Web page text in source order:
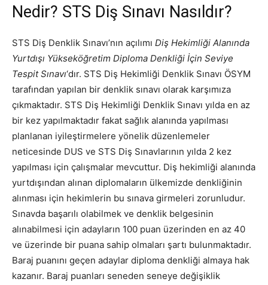
Nedir? STS Diş Sınavı Nasıldır?
STS Diş Denklik Sınavı’nın açılımı Diş Hekimliği Alanında
Yurtdışı Yükseköğretim Diploma Denkliği İçin Seviye
Tespit Sınavı‘dır. STS Diş Hekimliği Denklik Sınavı ÖSYM
tarafından yapılan bir denklik sınavı olarak karşımıza
çıkmaktadır. STS Diş Hekimliği Denklik Sınavı yılda en az
bir kez yapılmaktadır fakat sağlık alanında yapılması
planlanan iyileştirmelere yönelik düzenlemeler
neticesinde DUS ve STS Diş Sınavlarının yılda 2 kez
yapılması için çalışmalar mevcuttur. Diş hekimliği alanında
yurtdışından alınan diplomaların ülkemizde denkliğinin
alınması için hekimlerin bu sınava girmeleri zorunludur.
Sınavda başarılı olabilmek ve denklik belgesinin
alınabilmesi için adayların 100 puan üzerinden en az 40
ve üzerinde bir puana sahip olmaları şartı bulunmaktadır.
Baraj puanını geçen adaylar diploma denkliği almaya hak
kazanır. Baraj puanları seneden seneye değişiklik